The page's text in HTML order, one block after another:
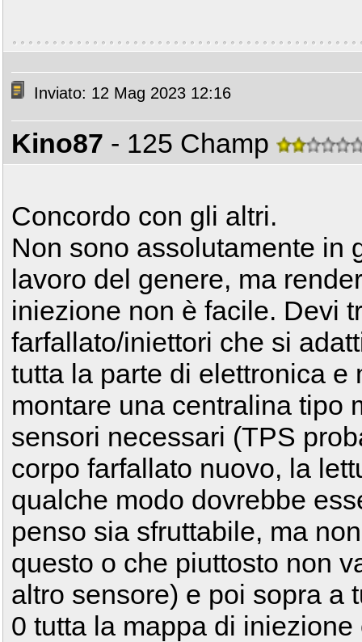
Inviato: 12 Mag 2023 12:16
Kino87 - 125 Champ
Concordo con gli altri.
Non sono assolutamente in
lavoro del genere, ma
iniezione non è facile. Devi
farfallato/iniettori che si
tutta la parte di elettronica
montare una centralina tipo
sensori necessari (TPS
corpo farfallato nuovo, la
qualche modo dovrebbe
penso sia sfruttabile, ma
questo o che piuttosto non
altro sensore) e poi sopra a
0 tutta la mappa di iniezione